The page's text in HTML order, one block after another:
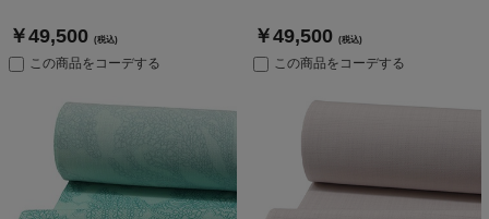
￥49,500 (税込)
この商品をコーデする
￥49,500 (税込)
この商品をコーデする